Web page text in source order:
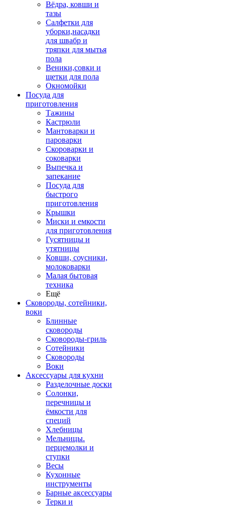
Вёдра, ковши и
тазы
Салфетки для
уборки,насадки
для швабр и
тряпки для мытья
пола
Веники,совки и
щетки для пола
Окномойки
Посуда для
приготовления
Тажины
Кастрюли
Мантоварки и
пароварки
Скороварки и
соковарки
Выпечка и
запекание
Посуда для
быстрого
приготовления
Крышки
Миски и емкости
для приготовления
Гусятницы и
утятницы
Ковши, соусники,
молоковарки
Малая бытовая
техника
Ещё
Сковороды, сотейники,
воки
Блинные
сковороды
Сковороды-гриль
Сотейники
Сковороды
Воки
Аксессуары для кухни
Разделочные доски
Солонки,
перечницы и
ёмкости для
специй
Хлебницы
Мельницы.
перцемолки и
ступки
Весы
Кухонные
инструменты
Барные аксессуары
Терки и